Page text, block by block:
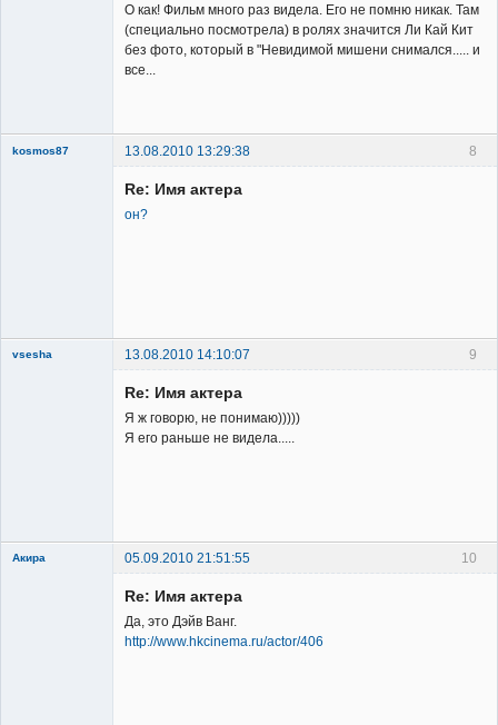
О как! Фильм много раз видела. Его не помню никак. Там
(специально посмотрела) в ролях значится Ли Кай Кит
без фото, который в "Невидимой мишени снимался..... и
все...
8
kosmos87 13.08.2010 13:29:38
Re: Имя актера
он?
9
vsesha 13.08.2010 14:10:07
Re: Имя актера
Я ж говорю, не понимаю)))))
Я его раньше не видела.....
10
Акира 05.09.2010 21:51:55
Re: Имя актера
Да, это Дэйв Ванг.
http://www.hkcinema.ru/actor/406